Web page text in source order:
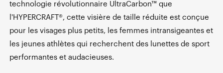
technologie révolutionnaire UltraCarbon™ que
l'HYPERCRAFT®, cette visière de taille réduite est conçue
pour les visages plus petits, les femmes intransigeantes et
les jeunes athlètes qui recherchent des lunettes de sport
performantes et audacieuses.